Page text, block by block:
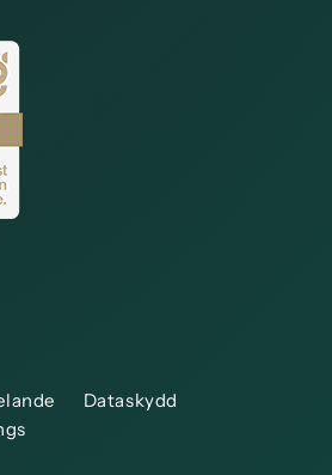
Dataskydd